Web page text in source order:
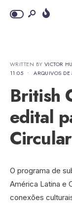
WRITTEN BY VICTOR
11:05 • ARQUIVOS DE
British
edital
O programa de
América Latina e
conexões